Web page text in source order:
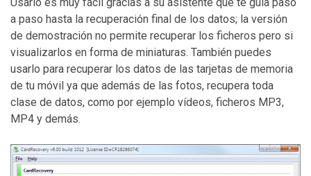
a paso hasta la recuperación final de los datos; la versión
de demostración no permite recuperar los ficheros pero si
visualizarlos en forma de miniaturas. También puedes
usarlo para recuperar los datos de las tarjetas de memoria
de tu móvil ya que además de las fotos, recupera toda
clase de datos, como por ejemplo vídeos, ficheros MP3,
MP4 y demás.